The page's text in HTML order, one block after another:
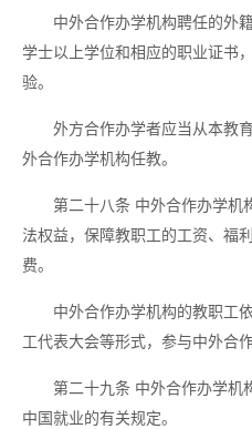
中外合作办学机构聘任的外籍
学士以上学位和相应的职业证书
验。
外方合作办学者应当从本教育
外合作办学机构任教。
第二十八条 中外合作办学机
法权益，保障教职工的工资、福
费。
中外合作办学机构的教职工依
工代表大会等形式，参与中外合
第二十九条 中外合作办学机
中国就业的有关规定。